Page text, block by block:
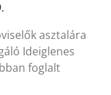
asztalára
Ideiglenes
foglalt